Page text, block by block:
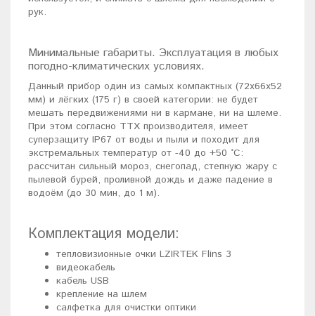
рук.
Минимальные габариты. Эксплуатация в любых
погодно-климатических условиях.
Данный прибор один из самых компактных (72x66x52
мм) и лёгких (175 г) в своей категории: не будет
мешать передвижениями ни в кармане, ни на шлеме.
При этом согласно ТТХ производителя, имеет
суперзащиту IP67 от воды и пыли и походит для
экстремальных температур от -40 до +50 °C:
рассчитан сильный мороз, снегопад, степную жару с
пылевой бурей, проливной дождь и даже падение в
водоём (до 30 мин, до 1 м).
Комплектация модели:
тепловизионные очки LZIRTEK Flins 3
видеокабель
кабель USB
крепление на шлем
салфетка для очистки оптики